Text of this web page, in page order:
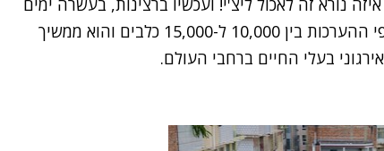
נורא זה לאכול ליצ'י! ועכשיו ברצינות, בעשרה ימים
הנוראיים של הפסטיבל נאכלים לפי ההערכות בין 10,000 ל-15,000 כלבים והוא ממשיך
בעלי החיים ברחבי העולם.